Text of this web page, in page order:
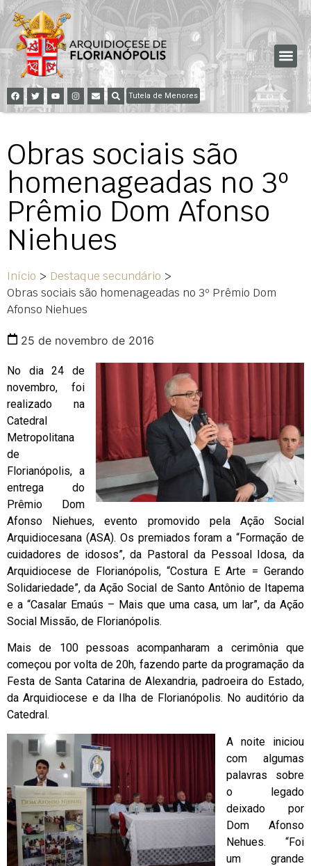
Tutela de Menores
Obras sociais são
homenageadas no 3º
Prêmio Dom Afonso
Niehues
Início > Destaque secundário >
Obras sociais são homenageadas no 3º Prêmio Dom
Afonso Niehues
25 de novembro de 2016
No dia 24 de
novembro, foi
realizado na
Catedral
Metropolitana
de
Florianópolis, a
entrega do
Prêmio Dom
Afonso Niehues, evento promovido pela Ação Social
Arquidiocesana (ASA). Os premiados foram a “Formação de
cuidadores de idosos”, da Pastoral da Pessoal Idosa, da
Arquidiocese de Florianópolis, “Costura E Arte = Gerando
Solidariedade”, da Ação Social de Santo Antônio de Itapema
e a “Casalar Emaús – Mais que uma casa, um lar”, da Ação
Social Missão, de Florianópolis.
Mais de 100 pessoas acompanharam a cerimônia que
começou por volta de 20h, fazendo parte da programação da
Festa de Santa Catarina de Alexandria, padroeira do Estado,
da Arquidiocese e da Ilha de Florianópolis. No auditório da
Catedral.
A noite iniciou
com algumas
palavras sobre
o legado
deixado por
Dom Afonso
Nehues. “Foi
um grande